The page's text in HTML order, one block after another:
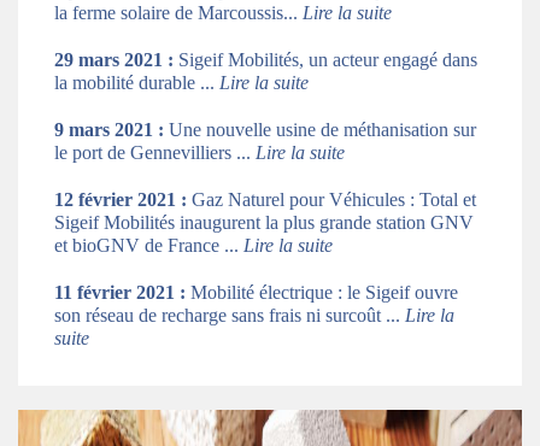
la ferme solaire de Marcoussis... Lire la suite
29 mars 2021 : Sigeif Mobilités, un acteur engagé dans
la mobilité durable ... Lire la suite
9 mars 2021 : Une nouvelle usine de méthanisation sur
le port de Gennevilliers ... Lire la suite
12 février 2021 : Gaz Naturel pour Véhicules : Total et
Sigeif Mobilités inaugurent la plus grande station GNV
et bioGNV de France ... Lire la suite
11 février 2021 : Mobilité électrique : le Sigeif ouvre
son réseau de recharge sans frais ni surcoût ... Lire la
suite